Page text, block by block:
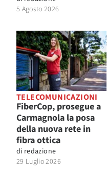
5 Agosto 2026
TELECOMUNICAZIONI
FiberCop, prosegue a
Carmagnola la posa
della nuova rete in
fibra ottica
di redazione
29 Luglio 2026